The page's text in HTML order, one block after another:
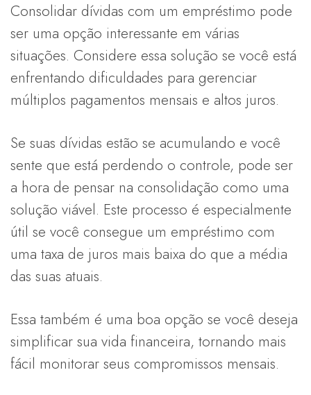
Consolidar dívidas com um empréstimo pode
ser uma opção interessante em várias
situações. Considere essa solução se você está
enfrentando dificuldades para gerenciar
múltiplos pagamentos mensais e altos juros.
Se suas dívidas estão se acumulando e você
sente que está perdendo o controle, pode ser
a hora de pensar na consolidação como uma
solução viável. Este processo é especialmente
útil se você consegue um empréstimo com
uma taxa de juros mais baixa do que a média
das suas atuais.
Essa também é uma boa opção se você deseja
simplificar sua vida financeira, tornando mais
fácil monitorar seus compromissos mensais.